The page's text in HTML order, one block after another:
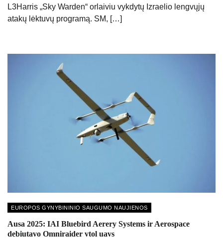
L3Harris „Sky Warden“ orlaiviu vykdytų Izraelio lengvųjų
atakų lėktuvų programą. SM, […]
EUROPOS GYNYBININIO SAUGUMO NAUJIENOS
Ausa 2025: IAI Bluebird Aerery Systems ir Aerospace
debiutavo Omniraider vtol uavs